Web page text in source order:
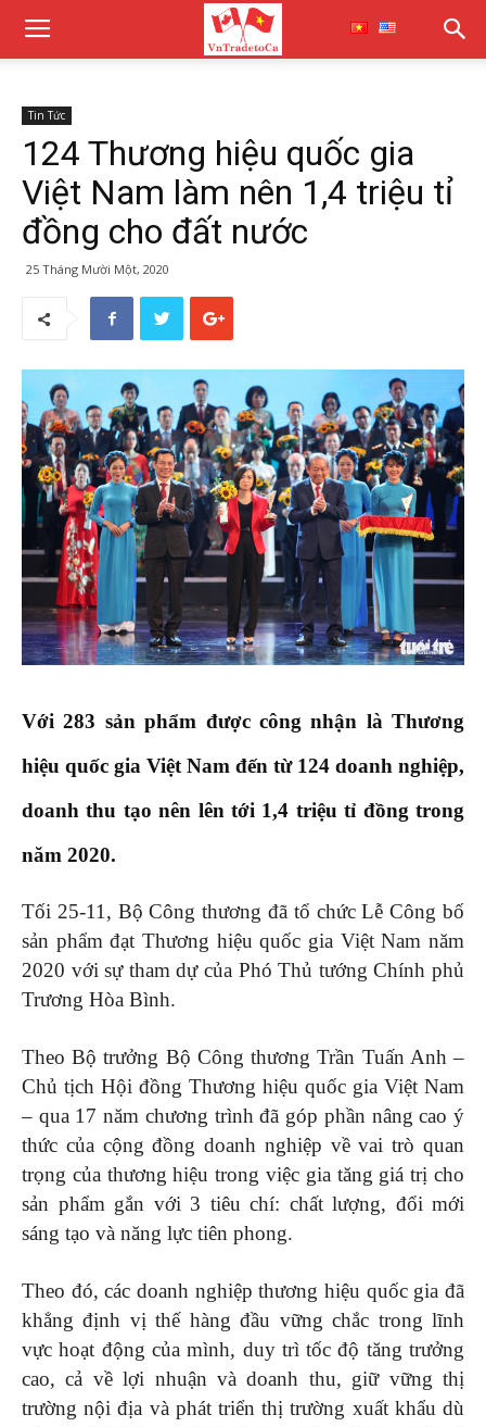
Tin Tức
124 Thương hiệu quốc gia
Việt Nam làm nên 1,4 triệu tỉ
đồng cho đất nước
25 Tháng Mười Một, 2020
Với 283 sản phẩm được công nhận là Thương
hiệu quốc gia Việt Nam đến từ 124 doanh nghiệp,
doanh thu tạo nên lên tới 1,4 triệu tỉ đồng trong
năm 2020.
Tối 25-11, Bộ Công thương đã tổ chức Lễ Công bố
sản phẩm đạt Thương hiệu quốc gia Việt Nam năm
2020 với sự tham dự của Phó Thủ tướng Chính phủ
Trương Hòa Bình.
Theo Bộ trưởng Bộ Công thương Trần Tuấn Anh –
Chủ tịch Hội đồng Thương hiệu quốc gia Việt Nam
– qua 17 năm chương trình đã góp phần nâng cao ý
thức của cộng đồng doanh nghiệp về vai trò quan
trọng của thương hiệu trong việc gia tăng giá trị cho
sản phẩm gắn với 3 tiêu chí: chất lượng, đổi mới
sáng tạo và năng lực tiên phong.
Theo đó, các doanh nghiệp thương hiệu quốc gia đã
khẳng định vị thế hàng đầu vững chắc trong lĩnh
vực hoạt động của mình, duy trì tốc độ tăng trưởng
cao, cả về lợi nhuận và doanh thu, giữ vững thị
trường nội địa và phát triển thị trường xuất khẩu dù